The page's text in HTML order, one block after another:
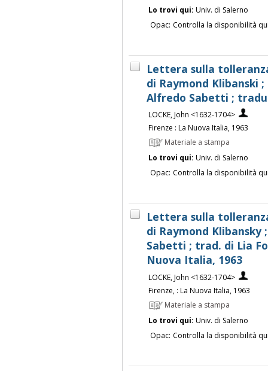
Lo trovi qui: Univ. di Salerno
Opac: Controlla la disponibilità
Lettera sulla
di Raymond Klibanski
Alfredo Sabetti ;
LOCKE, John <1632-1704>
Firenze : La Nuova Italia, 1963
Materiale a stampa
Lo trovi qui: Univ. di Salerno
Opac: Controlla la disponibilità
Lettera sulla
di Raymond
Sabetti ; trad. di Lia
Nuova Italia, 1963
LOCKE, John <1632-1704>
Firenze, : La Nuova Italia, 1963
Materiale a stampa
Lo trovi qui: Univ. di Salerno
Opac: Controlla la disponibilità